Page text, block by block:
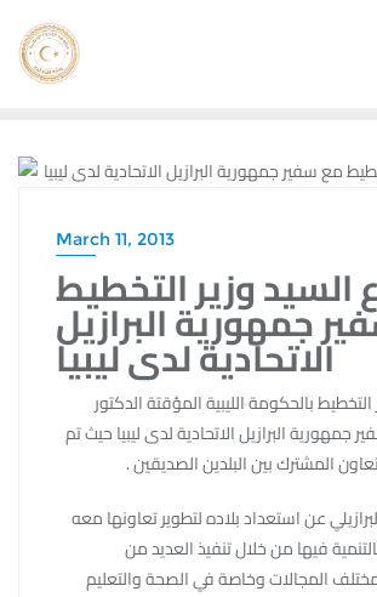
content
March 11, 2013
السيد وزير التخطيط
جمهورية البرازيل
الاتحادية لدى ليبيا
بالحكومة الليبية المؤقتة الدكتور
جمهورية البرازيل الاتحادية لدى ليبيا حيث تم
المشترك بين البلدين الصديقين .
عن استعداد بلاده لتطوير تعاونها معه
فيها من خلال تنفيذ العديد من
المجالات وخاصة في الصحة والتعليم